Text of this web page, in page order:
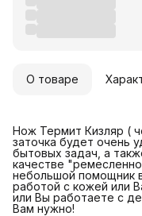
О товаре
Нож Термит Кизляр (
заточка будет очень
бытовых задач, а
качестве
небольшой помощник
работой с кожей или
или Вы работаете с
Вам нужно!